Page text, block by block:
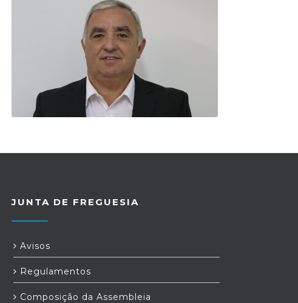
JUNTA DE FREGUESIA
Avisos
Regulamentos
Composição da Assembleia